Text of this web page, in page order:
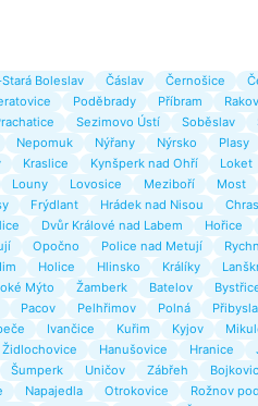
Boleslav Čáslav Černošice
Poděbrady Příbram
Sezimovo Ústí Soběslav
Nepomuk Nýřany Nýrsko Plasy
Kraslice Kynšperk nad Ohří Loket
Louny Lovosice Meziboří Most
Frýdlant Hrádek nad Nisou
Dvůr Králové nad Labem Hořice
Opočno Police nad Metují
Holice Hlinsko Králíky
Mýto Žamberk Batelov
Pacov Pelhřimov Polná
Ivančice Kuřim Kyjov
Židlochovice Hanušovice Hranice
Šumperk Uničov Zábřeh
Napajedla Otrokovice Rožnov